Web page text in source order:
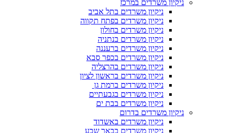
ניקיון משרדים במרכז
ניקיון משרדים בתל אביב
ניקיון משרדים בפתח תקווה
ניקיון משרדים בחולון
ניקיון משרדים בנתניה
ניקיון משרדים ברעננה
ניקיון משרדים בכפר סבא
ניקיון משרדים בהרצליה
ניקיון משרדים בראשון לציון
ניקיון משרדים ברמת גן
ניקיון משרדים בגבעתיים
ניקיון משרדים בבת ים
ניקיון משרדים בדרום
ניקיון משרדים באשדוד
ניקיון משרדים בבאר שבע